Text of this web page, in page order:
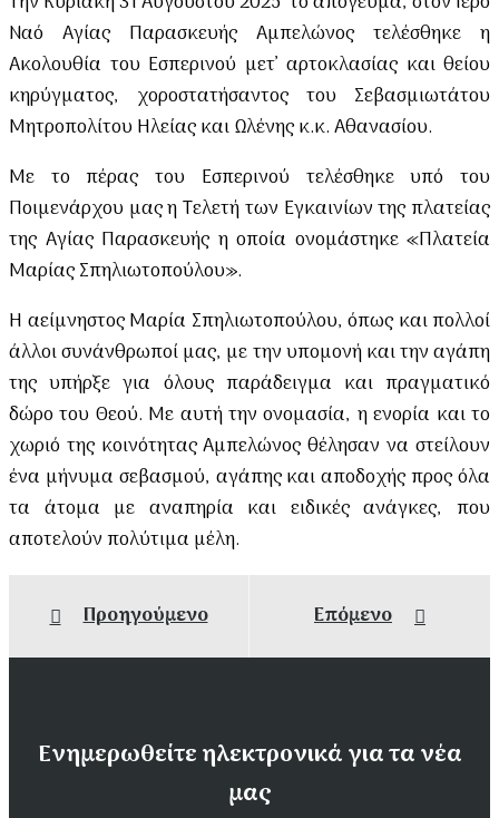
Ναό Αγίας Παρασκευής Αμπελώνος τελέσθηκε η
Ακολουθία του Εσπερινού μετ’ αρτοκλασίας και θείου
κηρύγματος, χοροστατήσαντος του Σεβασμιωτάτου
Μητροπολίτου Ηλείας και Ωλένης κ.κ. Αθανασίου.
Με το πέρας του Εσπερινού τελέσθηκε υπό του
Ποιμενάρχου μας η Τελετή των Εγκαινίων της πλατείας
της Αγίας Παρασκευής η οποία ονομάστηκε «Πλατεία
Μαρίας Σπηλιωτοπούλου».
Η αείμνηστος Μαρία Σπηλιωτοπούλου, όπως και πολλοί
άλλοι συνάνθρωποί μας, με την υπομονή και την αγάπη
της υπήρξε για όλους παράδειγμα και πραγματικό
δώρο του Θεού. Με αυτή την ονομασία, η ενορία και το
χωριό της κοινότητας Αμπελώνος θέλησαν να στείλουν
ένα μήνυμα σεβασμού, αγάπης και αποδοχής προς όλα
τα άτομα με αναπηρία και ειδικές ανάγκες, που
αποτελούν πολύτιμα μέλη.
Προηγούμενο Επόμενο
Ενημερωθείτε ηλεκτρονικά για τα νέα
μας